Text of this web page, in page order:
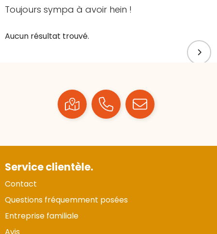
Toujours sympa à avoir hein !
Aucun résultat trouvé.
Service clientèle.
Contact
Questions fréquemment posées
Entreprise familiale